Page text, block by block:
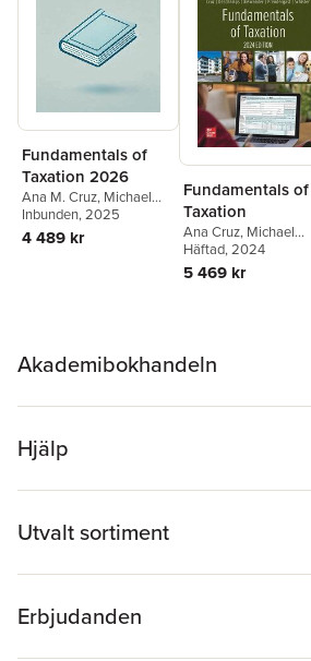
Fundamentals of
Taxation 2026
Ana M. Cruz, Michael
DesChamps
Inbunden, 2025
4 489 kr
Fundamentals of
Taxation
Ana Cruz, Michael
Deschamps,Frederick
Niswander
Prendergast
Häftad, 2024
5 469 kr
Akademibokhandeln
Hjälp
Utvalt sortiment
Erbjudanden